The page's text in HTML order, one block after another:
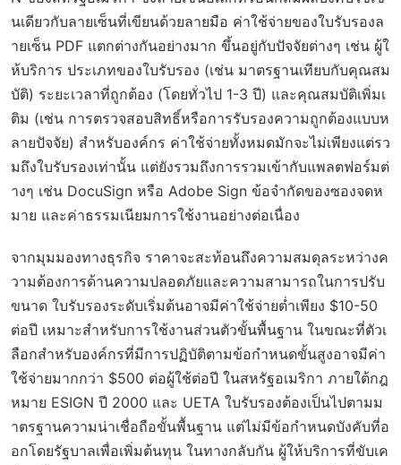
นเดียวกับลายเซ็นที่เขียนด้วยลายมือ ค่าใช้จ่ายของใบรับรองล
ายเซ็น PDF แตกต่างกันอย่างมาก ขึ้นอยู่กับปัจจัยต่างๆ เช่น ผู้ใ
ห้บริการ ประเภทของใบรับรอง (เช่น มาตรฐานเทียบกับคุณสม
บัติ) ระยะเวลาที่ถูกต้อง (โดยทั่วไป 1-3 ปี) และคุณสมบัติเพิ่มเ
ติม (เช่น การตรวจสอบสิทธิ์หรือการรับรองความถูกต้องแบบห
ลายปัจจัย) สำหรับองค์กร ค่าใช้จ่ายทั้งหมดมักจะไม่เพียงแต่รว
มถึงใบรับรองเท่านั้น แต่ยังรวมถึงการรวมเข้ากับแพลตฟอร์มต่
างๆ เช่น DocuSign หรือ Adobe Sign ข้อจำกัดของซองจดห
มาย และค่าธรรมเนียมการใช้งานอย่างต่อเนื่อง
จากมุมมองทางธุรกิจ ราคาจะสะท้อนถึงความสมดุลระหว่างค
วามต้องการด้านความปลอดภัยและความสามารถในการปรับ
ขนาด ใบรับรองระดับเริ่มต้นอาจมีค่าใช้จ่ายต่ำเพียง $10-50
ต่อปี เหมาะสำหรับการใช้งานส่วนตัวขั้นพื้นฐาน ในขณะที่ตัวเ
ลือกสำหรับองค์กรที่มีการปฏิบัติตามข้อกำหนดขั้นสูงอาจมีค่า
ใช้จ่ายมากกว่า $500 ต่อผู้ใช้ต่อปี ในสหรัฐอเมริกา ภายใต้กฎ
หมาย ESIGN ปี 2000 และ UETA ใบรับรองต้องเป็นไปตามม
าตรฐานความน่าเชื่อถือขั้นพื้นฐาน แต่ไม่มีข้อกำหนดบังคับที่อ
อกโดยรัฐบาลเพื่อเพิ่มต้นทุน ในทางกลับกัน ผู้ให้บริการที่ขับเค